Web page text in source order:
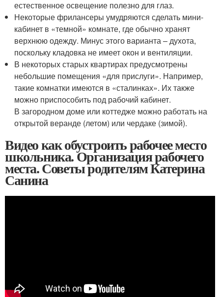
естественное освещение полезно для глаз.
Некоторые фрилансеры умудряются сделать мини-
кабинет в «темной» комнате, где обычно хранят
верхнюю одежду. Минус этого варианта – духота,
поскольку кладовка не имеет окон и вентиляции.
В некоторых старых квартирах предусмотрены
небольшие помещения «для прислуги». Например,
такие комнатки имеются в «сталинках». Их также
можно приспособить под рабочий кабинет.
В загородном доме или коттедже можно работать на
открытой веранде (летом) или чердаке (зимой).
Видео как обустроить рабочее место
школьника. Организация рабочего
места. Советы родителям Катерина
Санина